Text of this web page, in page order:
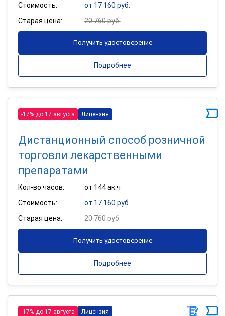
Стоимость:
от 17 160 руб.
Старая цена:
20 760 руб.
Получить удостоверение
Подробнее
-17% до 17 августа Лицензия
Дистанционный способ розничной
торговли лекарственными
препаратами
Кол-во часов:
от 144 ак.ч
Стоимость:
от 17 160 руб.
Старая цена:
20 760 руб.
Получить удостоверение
Подробнее
-17% до 17 августа Лицензия